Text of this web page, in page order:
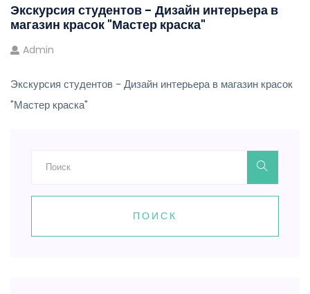
Экскурсия студентов - Дизайн интерьера в
магазин красок "Мастер краска"
Admin
Экскурсия студентов - Дизайн интерьера в магазин красок
"Мастер краска"
ПОИСК